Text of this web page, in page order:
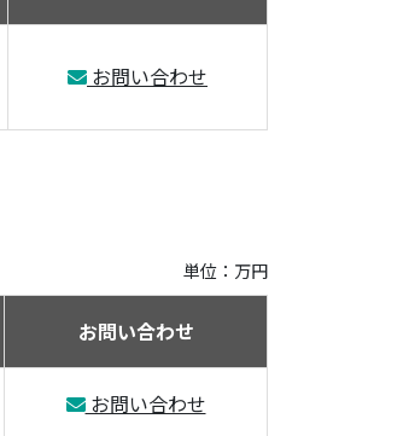
お問い合わせ
単位：万円
お問い合わせ
お問い合わせ